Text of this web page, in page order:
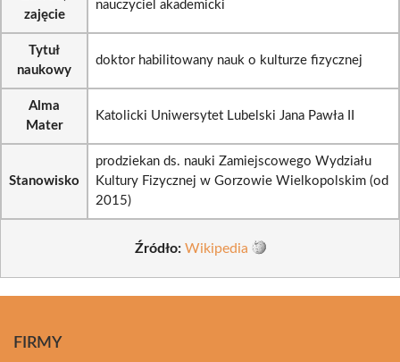
zajęcie
nauczyciel akademicki
Tytuł
naukowy
doktor habilitowany nauk o kulturze fizycznej
Alma
Mater
Katolicki Uniwersytet Lubelski Jana Pawła II
Stanowisko
prodziekan ds. nauki Zamiejscowego Wydziału
Kultury Fizycznej w Gorzowie Wielkopolskim (od
2015)
Źródło: Wikipedia
FIRMY